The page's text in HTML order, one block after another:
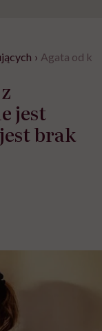
› Agata od
jest
brak